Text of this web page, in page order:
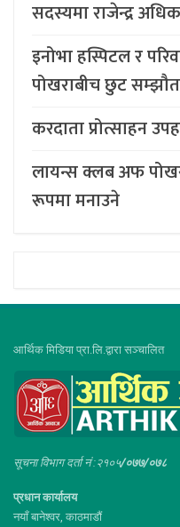
सदस्यमा राजेन्द्र
इनोभा हस्पिटल र
पोखराबीच छुट
करदाता प्रोत्साहन
लायन्स क्लब अफ
रूपमा मनाउने
आर्थिक मिडिया प्रा.लि.द्वारा सञ्चालित
सूचना विभाग दर्ता नं :२१०५/०७७/०७८
प्रधान कार्यालय
नयाँ बानेश्वर, काठमाडौं